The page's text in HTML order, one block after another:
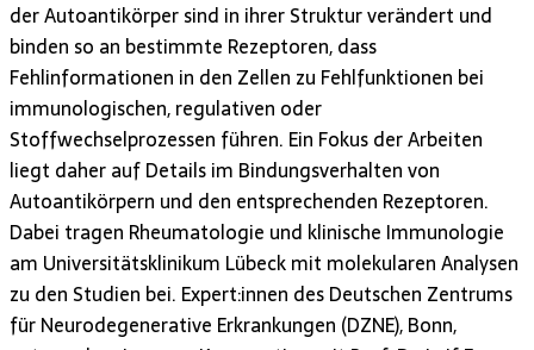
der Autoantikörper sind in ihrer Struktur verändert und
binden so an bestimmte Rezeptoren, dass
Fehlinformationen in den Zellen zu Fehlfunktionen bei
immunologischen, regulativen oder
Stoffwechselprozessen führen. Ein Fokus der Arbeiten
liegt daher auf Details im Bindungsverhalten von
Autoantikörpern und den entsprechenden Rezeptoren.
Dabei tragen Rheumatologie und klinische Immunologie
am Universitätsklinikum Lübeck mit molekularen Analysen
zu den Studien bei. Expert:innen des Deutschen Zentrums
für Neurodegenerative Erkrankungen (DZNE), Bonn,